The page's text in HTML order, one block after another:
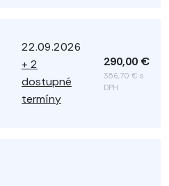
22.09.2026
+ 2
dostupné
termíny
290,00 €
356,70 € s
DPH